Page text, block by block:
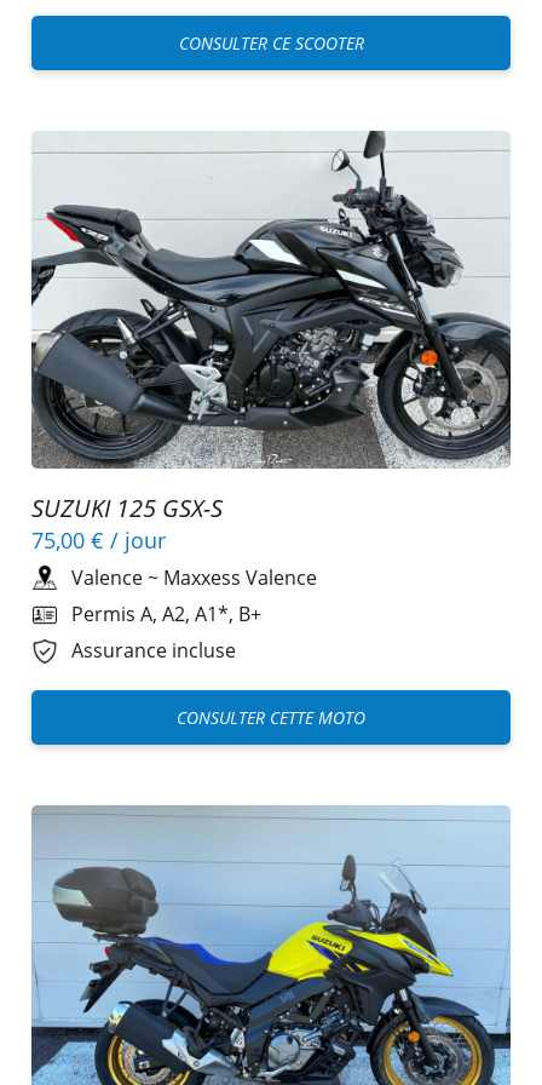
CONSULTER CE SCOOTER
SUZUKI 125 GSX-S
75,00 € / jour
Valence~ Maxxess Valence
Permis A, A2, A1*, B+
Assurance incluse
CONSULTER CETTE MOTO